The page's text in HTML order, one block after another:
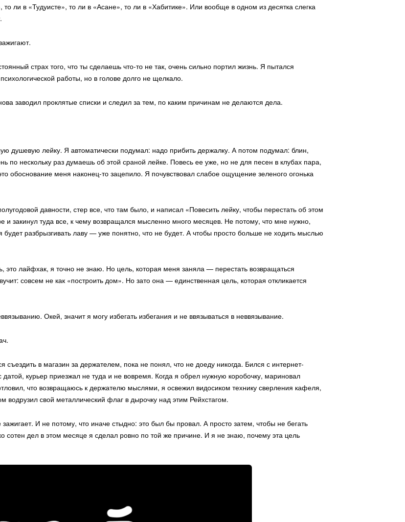
ли в «Тудуисте», то ли в «Асане», то ли в «Хабитике». Или вообще в одном из десятка слегка
страх того, что ты сделаешь что-то не так, очень сильно портил жизнь. Я пытался
работы, но в голове долго не щелкало.
заводил проклятые списки и следил за тем, по каким причинам не делаются дела.
душевую лейку. Я автоматически подумал: надо прибить держалку. А потом подумал: блин,
по нескольку раз думаешь об этой сраной лейке. Повесь ее уже, но не для песен в клубах пара,
обоснование меня наконец-то зацепило. Я почувствовал слабое ощущение зеленого огонька
давности, стер все, что там было, и написал «Повесить лейку, чтобы перестать об этом
закинул туда все, к чему возвращался мысленно много месяцев. Не потому, что мне нужно,
разбрызгивать лаву — уже понятно, что не будет. А чтобы просто больше не ходить мыслью
лайфхак, я точно не знаю. Но цель, которая меня заняла — перестать возвращаться
совсем не как «построить дом». Но зато она — единственная цель, которая откликается
Окей, значит я могу избегать избегания и не ввязываться в неввязывание.
в магазин за держателем, пока не понял, что не доеду никогда. Бился с интернет-
курьер приезжал не туда и не вовремя. Когда я обрел нужную коробочку, мариновал
что возвращаюсь к держателю мыслями, я освежил видосиком технику сверления кафеля,
водрузил свой металлический флаг в дырочку над этим Рейхстагом.
И не потому, что иначе стыдно: это был бы провал. А просто затем, чтобы не бегать
дел в этом месяце я сделал ровно по той же причине. И я не знаю, почему эта цель